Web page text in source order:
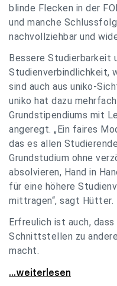
blinde Flecken in der
und manche
nachvollziehbar und
Bessere Studierbarkeit
Studienverbindlichkeit,
sind auch aus uniko-
uniko hat dazu
Grundstipendiums mit
angeregt. „Ein faires
das es allen
Grundstudium ohne
absolvieren, Hand in
für eine höhere
mittragen“, sagt Hütter.
Erfreulich ist auch, dass
Schnittstellen zu
macht.
uniko zu FORWIT-
...weiterlesen